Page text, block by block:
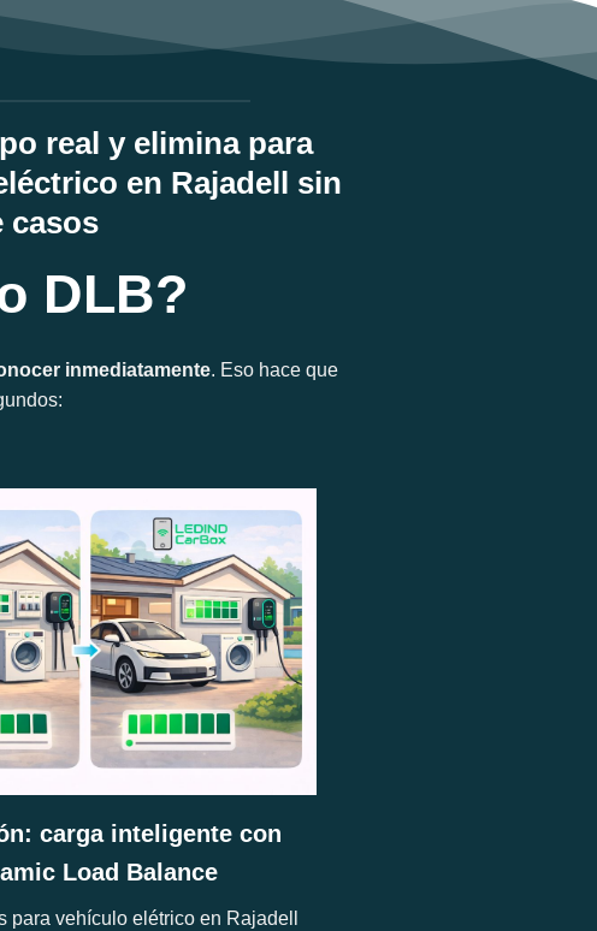
real y elimina para
en Rajadell sin
casos
DLB?
inmediatamente. Eso hace que
carga inteligente con
Load Balance
para vehículo elétrico en Rajadell